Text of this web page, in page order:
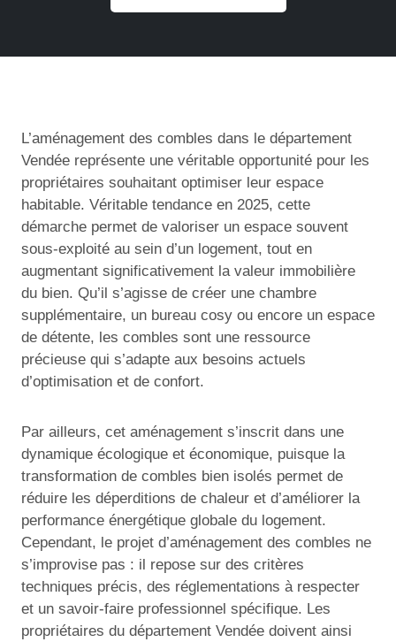
L’aménagement des combles dans le département
Vendée représente une véritable opportunité pour les
propriétaires souhaitant optimiser leur espace
habitable. Véritable tendance en 2025, cette
démarche permet de valoriser un espace souvent
sous-exploité au sein d’un logement, tout en
augmentant significativement la valeur immobilière
du bien. Qu’il s’agisse de créer une chambre
supplémentaire, un bureau cosy ou encore un espace
de détente, les combles sont une ressource
précieuse qui s’adapte aux besoins actuels
d’optimisation et de confort.
Par ailleurs, cet aménagement s’inscrit dans une
dynamique écologique et économique, puisque la
transformation de combles bien isolés permet de
réduire les déperditions de chaleur et d’améliorer la
performance énergétique globale du logement.
Cependant, le projet d’aménagement des combles ne
s’improvise pas : il repose sur des critères
techniques précis, des réglementations à respecter
et un savoir-faire professionnel spécifique. Les
propriétaires du département Vendée doivent ainsi